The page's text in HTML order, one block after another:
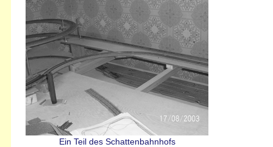
Ein Teil des Schattenbahnhofs